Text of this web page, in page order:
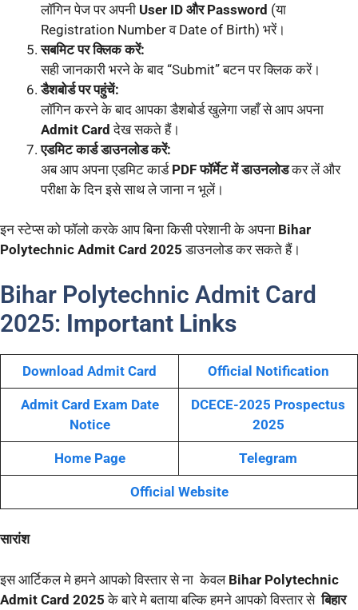
लॉगिन पेज पर अपनी User ID और Password (या
Registration Number व Date of Birth) भरें।
सबमिट पर क्लिक करें:
सही जानकारी भरने के बाद “Submit” बटन पर क्लिक करें।
डैशबोर्ड पर पहुंचें:
लॉगिन करने के बाद आपका डैशबोर्ड खुलेगा जहाँ से आप अपना
Admit Card देख सकते हैं।
एडमिट कार्ड डाउनलोड करें:
अब आप अपना एडमिट कार्ड PDF फॉर्मेट में डाउनलोडकर लें और
परीक्षा के दिन इसे साथ ले जाना न भूलें।
इन स्टेप्स को फॉलो करके आप बिना किसी परेशानी के अपना Bihar
Polytechnic Admit Card 2025 डाउनलोड कर सकते हैं।
Bihar Polytechnic Admit Card
2025: Important Links
Download Admit Card Official Notification
Admit Card Exam Date
Notice
DCECE-2025 Prospectus
2025
Home Page Telegram
Official Website
सारांश
इस आर्टिकल मे हमने आपको विस्तार से ना केवल Bihar Polytechnic
Admit Card 2025 के बारे मे बताया बल्कि हमने आपको विस्तार से बिहार